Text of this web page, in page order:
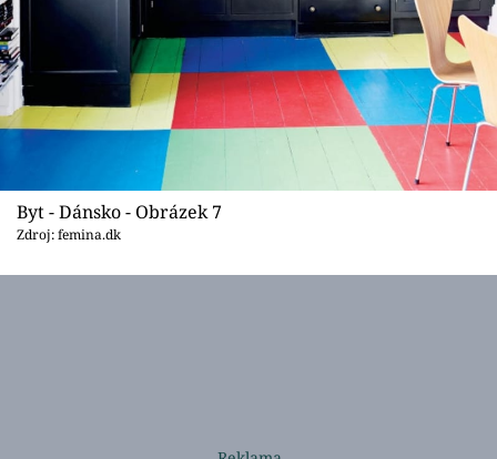
Byt - Dánsko - Obrázek 7
Zdroj: femina.dk